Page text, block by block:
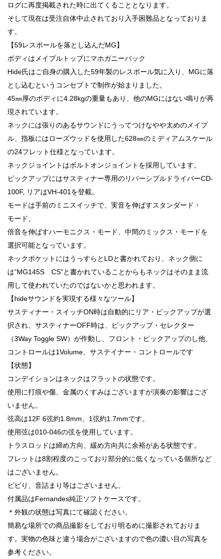
ログに再度掲載された時に出てくることとなります。
そして現在は受注自体中止されており入手困難品となっておりま
す。
【59レスポールを落とし込んだMG】
ボディはメイプルトップにマホガニーバック
Hide氏はご自身の購入した59年製のレスポール気に入り、MGに落
とし込むというコンセプトで制作が始まりました。
45㎜厚のボディに4.28kgの重量もあり、他のMGにはない鳴りが再
現されています。
ネックには張りのあるサウンドにうってつけなやや太めのメイプ
ル、指板にはローズウッドを使用した628㎜のミディアムスケール
の24フレット仕様となっています。
ネックジョイントはボルトオンジョイントを採用しています。
ピックアップにはサスティナー専用のリバーシブルドライバーCD-
100F, リアはVH-401を登載。
モードは手前のミニスイッチで、実音を伸ばすスタンダード・
モード、
倍音を伸ばすハーモニクス・モード、中間のミックス・モードを
選択可能となっています。
ネックポケットにはうっすらとLDと書かれており、ネック側に
は”MG145S CS”と書かれていることからもネックはそのまま流
用して使われていたのではないかと思われます。
【hideサウンドを実現する様々なツール】
サスティナー・スイッチON時は自動的にリア・ピックアップが選
択され、サスティナーOFF時は、ピックアップ・セレクター
（3Way Toggle SW）が作動し、フロント・ピックアップのし他、
コントロールは1Volume、サステイナー・コントロールです
【状態】
コンデイションはネックはフラットの状態です。
使用に打痕や傷、金属のくすみはございますが演奏の影響はござ
いません。
弦高は12F 6弦約1.8mm、1弦約1.7mmです。
使用弦は010-046の弦を使用しています。
トラスロッドは締め方向、緩め方向共に余裕がある状態です。
フレットは8割程度のこっており部分的に低くなっている個所など
はございません。
ビビり、音詰まり等はございません。
付属品はFernandes純正ソフトケースです。
＊外観の状態は写真にて確認ください。
簡易な場所での商品撮影をしており明るめに撮影されておりま
す。実物の色味と違う場合がございますので色の濃い目の写真を
参考ください。